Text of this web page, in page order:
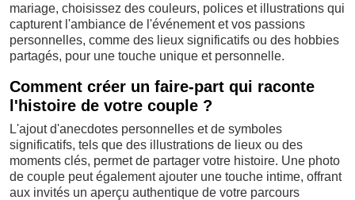
mariage, choisissez des couleurs, polices et illustrations qui
capturent l'ambiance de l'événement et vos passions
personnelles, comme des lieux significatifs ou des hobbies
partagés, pour une touche unique et personnelle.
Comment créer un faire-part qui raconte
l'histoire de votre couple ?
L'ajout d'anecdotes personnelles et de symboles
significatifs, tels que des illustrations de lieux ou des
moments clés, permet de partager votre histoire. Une photo
de couple peut également ajouter une touche intime, offrant
aux invités un aperçu authentique de votre parcours